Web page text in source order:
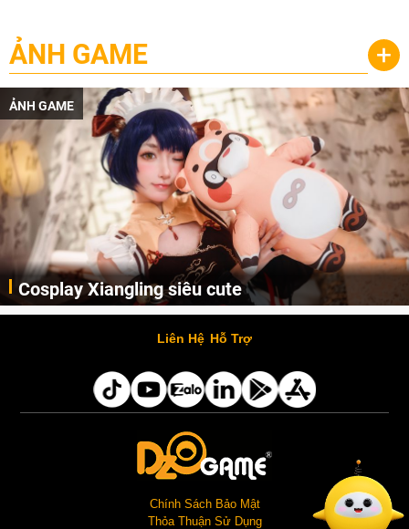
ẢNH GAME +
ẢNH GAME
Cosplay Xiangling siêu cute
Cùng thưởng thức những hình ảnh cosplay Xiangling trong Genshin Impact siêu dễ thương của người dùng Weibo "阿包也是兔娘"
Liên Hệ Hỗ Trợ
Chính Sách Bảo Mật
Thỏa Thuận Sử Dụng